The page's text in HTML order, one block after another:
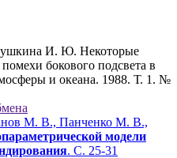
И. Ю. Некоторые
бокового подсвета в
и океана. 1988. Т. 1. №
М. В., Панченко М. В.,
модели
. С. 25-31